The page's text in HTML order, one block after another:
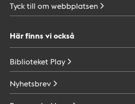
Tyck till om webbplatsen
Här finns vi också
Biblioteket Play
Nyhetsbrev